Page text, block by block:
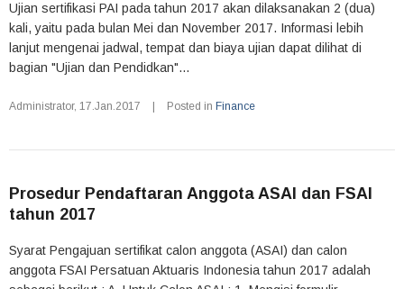
Ujian sertifikasi PAI pada tahun 2017 akan dilaksanakan 2 (dua)
kali, yaitu pada bulan Mei dan November 2017. Informasi lebih
lanjut mengenai jadwal, tempat dan biaya ujian dapat dilihat di
bagian "Ujian dan Pendidkan"...
Administrator, 17.Jan.2017 Posted in Finance
Prosedur Pendaftaran Anggota ASAI dan FSAI
tahun 2017
Syarat Pengajuan sertifikat calon anggota (ASAI) dan calon
anggota FSAI Persatuan Aktuaris Indonesia tahun 2017 adalah